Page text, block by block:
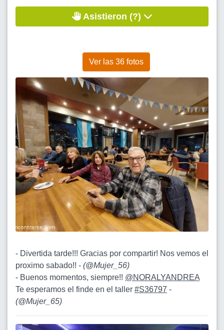
Asistieron (?)
Ver las 36 fotos
- Divertida tarde!!! Gracias por compartir! Nos vemos el
proximo sabado!! - (@Mujer_56)
- Buenos momentos, siempre!! @NORALYANDREA
Te esperamos el finde en el taller #S36797 -
(@Mujer_65)